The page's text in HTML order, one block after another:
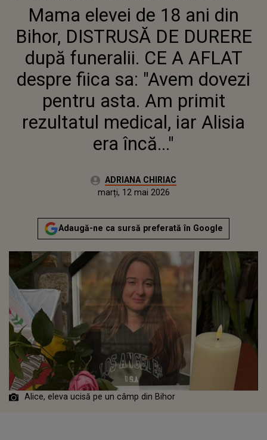
BIHOR, DISTRUSĂ DE DURERE
DUPĂ FUNERALII. CE A AFLAT
DESPRE FIICA SA: "AVEM DOVEZI
PENTRU ASTA. AM PRIMIT
REZULTATUL MEDICAL, IAR ALISIA
Mama elevei de 18 ani din
Bihor, DISTRUSĂ DE DURERE
după funeralii. CE A AFLAT
despre fiica sa: "Avem dovezi
pentru asta. Am primit
rezultatul medical, iar Alisia
era încă..."
Autor:ADRIANA CHIRIAC
Actualizat:
marți, 12 mai 2026
Adaugă-ne ca sursă preferată în Google
Alice, eleva ucisă pe un câmp din Bihor